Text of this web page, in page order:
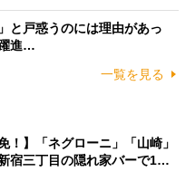
と戸惑うのには理由があっ
進…
一覧を見る
！】「ネグローニ」「山崎」
宿三丁目の隠れ家バーで1…